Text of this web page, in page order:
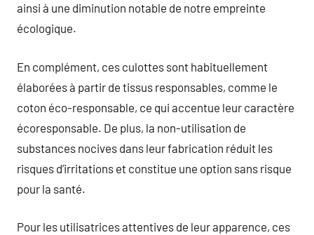
ainsi à une diminution notable de notre empreinte
écologique.
En complément, ces culottes sont habituellement
élaborées à partir de tissus responsables, comme le
coton éco-responsable, ce qui accentue leur caractère
écoresponsable. De plus, la non-utilisation de
substances nocives dans leur fabrication réduit les
risques d’irritations et constitue une option sans risque
pour la santé.
Pour les utilisatrices attentives de leur apparence, ces